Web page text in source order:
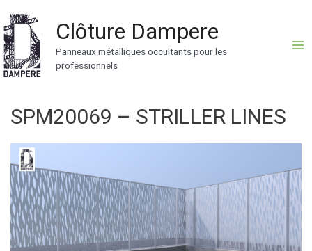
au
contenu
Clôture Dampere
Panneaux métalliques occultants pour les
professionnels
SPM20069 – STRILLER LINES